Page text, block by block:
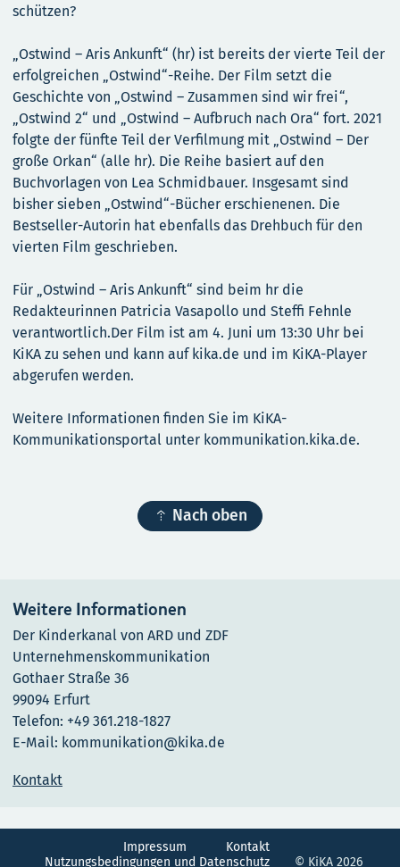
schützen?
„Ostwind – Aris Ankunft“ (hr) ist bereits der vierte Teil der
erfolgreichen „Ostwind“-Reihe. Der Film setzt die
Geschichte von „Ostwind – Zusammen sind wir frei“,
„Ostwind 2“ und „Ostwind – Aufbruch nach Ora“ fort. 2021
folgte der fünfte Teil der Verfilmung mit „Ostwind – Der
große Orkan“ (alle hr). Die Reihe basiert auf den
Buchvorlagen von Lea Schmidbauer. Insgesamt sind
bisher sieben „Ostwind“-Bücher erschienenen. Die
Bestseller-Autorin hat ebenfalls das Drehbuch für den
vierten Film geschrieben.
Für „Ostwind – Aris Ankunft“ sind beim hr die
Redakteurinnen Patricia Vasapollo und Steffi Fehnle
verantwortlich.Der Film ist am 4. Juni um 13:30 Uhr bei
KiKA zu sehen und kann auf kika.de und im KiKA-Player
abgerufen werden.
Weitere Informationen finden Sie im KiKA-
Kommunikationsportal unter kommunikation.kika.de.
 Nach oben
Weitere Informationen
Der Kinderkanal von ARD und ZDF
Unternehmenskommunikation
Gothaer Straße 36
99094 Erfurt
Telefon: +49 361.218-1827
E-Mail: kommunikation@kika.de
Kontakt
Impressum
Kontakt
Nutzungsbedingungen und Datenschutz
© KiKA 2026